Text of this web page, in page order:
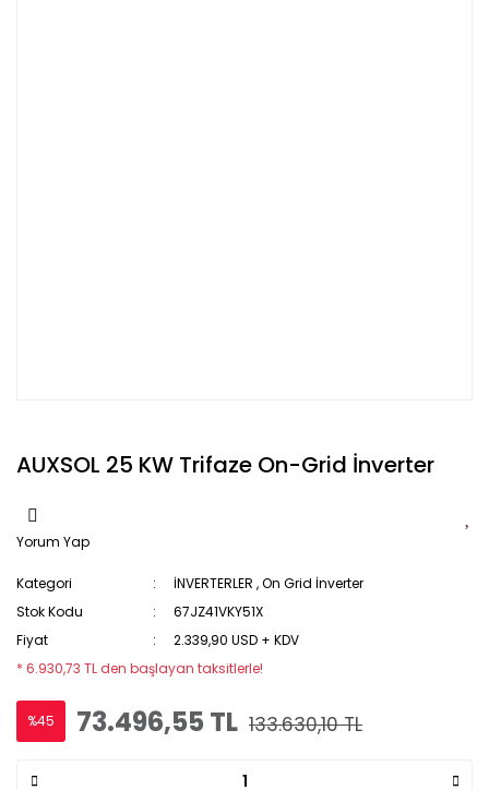
AUXSOL 25 KW Trifaze On-Grid İnverter
Yorum Yap
Kategori İNVERTERLER ,On Grid İnverter
Stok Kodu
67JZ41VKY51X
Fiyat
2.339,90 USD + KDV
* 6.930,73 TL den başlayan taksitlerle!
%45 73.496,55 TL 133.630,10 TL